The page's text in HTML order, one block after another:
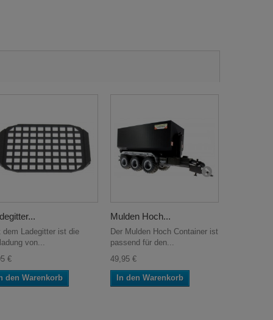
dem Ladegitter ist die
von...
€
den Warenkorb
Mulden Hoch...
Der Mulden Hoch Container ist
passend für den...
49,95 €
In den Warenkorb